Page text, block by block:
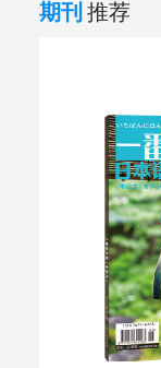
期刊 推荐